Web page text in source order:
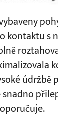
kontaktu s
údržbě